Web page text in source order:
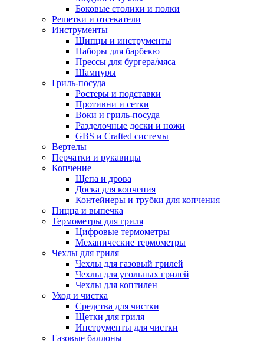
Боковые столики и полки
Решетки и отсекатели
Инструменты
Щипцы и инструменты
Наборы для барбекю
Прессы для бургера/мяса
Шампуры
Гриль-посуда
Ростеры и подставки
Противни и сетки
Воки и гриль-посуда
Разделочные доски и ножи
GBS и Crafted системы
Вертелы
Перчатки и рукавицы
Копчение
Щепа и дрова
Доска для копчения
Контейнеры и трубки для копчения
Пицца и выпечка
Термометры для гриля
Цифровые термометры
Механические термометры
Чехлы для гриля
Чехлы для газовый грилей
Чехлы для угольных грилей
Чехлы для коптилен
Уход и чистка
Средства для чистки
Щетки для гриля
Инструменты для чистки
Газовые баллоны